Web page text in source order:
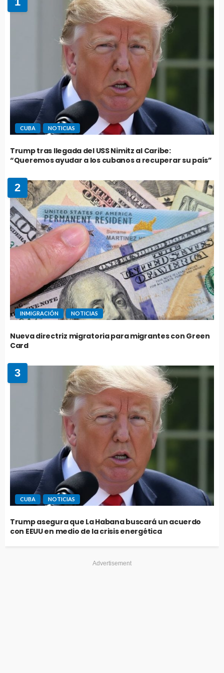
CUBA NOTICIAS
Trump tras llegada del USS Nimitz al Caribe:
“Queremos ayudar a los cubanos a recuperar su país”
2
INMIGRACIÓN NOTICIAS
Nueva directriz migratoria para migrantes con Green
Card
3
CUBA NOTICIAS
Trump asegura que La Habana buscará un acuerdo
con EEUU en medio de la crisis energética
Advertisement